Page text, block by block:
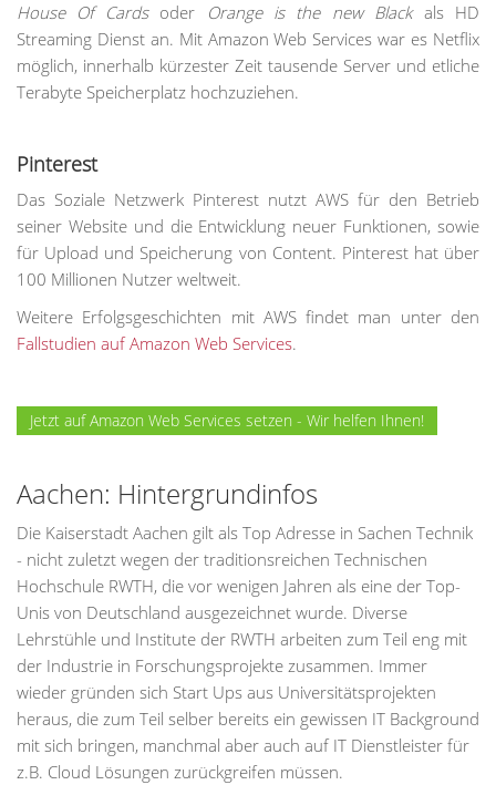
House Of Cardsoder Orange is the new Blackals HD
Streaming Dienst an. Mit Amazon Web Services war es Netflix
möglich, innerhalb kürzester Zeit tausende Server und etliche
Terabyte Speicherplatz hochzuziehen.
Pinterest
Das Soziale Netzwerk Pinterest nutzt AWS für den Betrieb
seiner Website und die Entwicklung neuer Funktionen, sowie
für Upload und Speicherung von Content. Pinterest hat über
100 Millionen Nutzer weltweit.
Weitere Erfolgsgeschichten mit AWS findet man unter den
Fallstudien auf Amazon Web Services.
Jetzt auf Amazon Web Services setzen - Wir helfen Ihnen!
Aachen: Hintergrundinfos
Die Kaiserstadt Aachen gilt als Top Adresse in Sachen Technik
- nicht zuletzt wegen der traditionsreichen Technischen
Hochschule RWTH, die vor wenigen Jahren als eine der Top-
Unis von Deutschland ausgezeichnet wurde. Diverse
Lehrstühle und Institute der RWTH arbeiten zum Teil eng mit
der Industrie in Forschungsprojekte zusammen. Immer
wieder gründen sich Start Ups aus Universitätsprojekten
heraus, die zum Teil selber bereits ein gewissen IT Background
mit sich bringen, manchmal aber auch auf IT Dienstleister für
z.B. Cloud Lösungen zurückgreifen müssen.